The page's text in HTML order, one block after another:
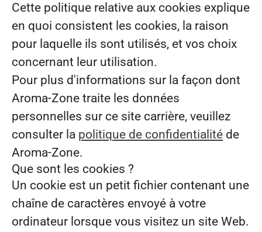
Cette politique relative aux cookies explique
en quoi consistent les cookies, la raison
pour laquelle ils sont utilisés, et vos choix
concernant leur utilisation.
Pour plus d'informations sur la façon dont
Aroma-Zone traite les données
personnelles sur ce site carrière, veuillez
consulter la politique de confidentialité de
Aroma-Zone.
Que sont les cookies ?
Un cookie est un petit fichier contenant une
chaîne de caractères envoyé à votre
ordinateur lorsque vous visitez un site Web.